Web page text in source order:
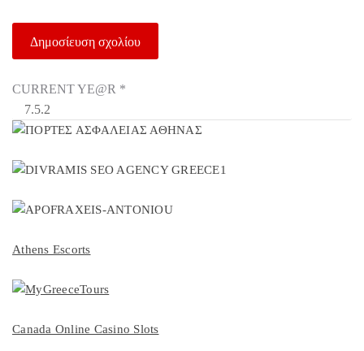
CURRENT YE@R *
Athens Escorts
Canada Online Casino Slots